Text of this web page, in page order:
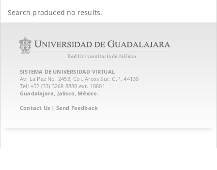
Search produced no results.
SISTEMA DE UNIVERSIDAD VIRTUAL
Av. La Paz No. 2453, Col. Arcos Sur. C.P. 44130
Tel: +52 (33) 3268 8888‏ ext. 18801
Guadalajara, Jalisco, México.
Contact Us | Send Feedback